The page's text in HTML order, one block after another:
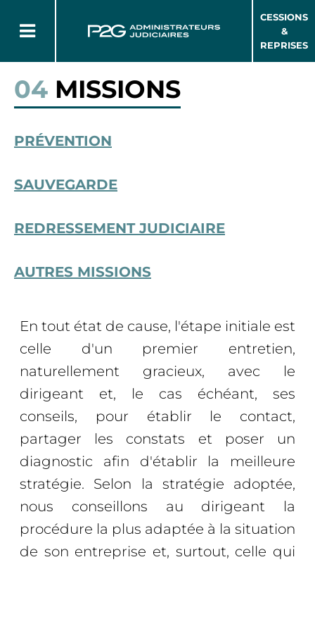
CESSIONS
&
REPRISES
04 MISSIONS
PRÉVENTION
SAUVEGARDE
REDRESSEMENT JUDICIAIRE
AUTRES MISSIONS
En tout état de cause, l'étape initiale est
celle d'un premier entretien,
naturellement gracieux, avec le
dirigeant et, le cas échéant, ses
conseils, pour établir le contact,
partager les constats et poser un
diagnostic afin d'établir la meilleure
stratégie. Selon la stratégie adoptée,
nous conseillons au dirigeant la
procédure la plus adaptée à la situation
de son entreprise et, surtout, celle qui